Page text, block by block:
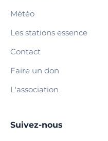
Météo
Les stations essence
Contact
Faire un don
L'association
Suivez-nous